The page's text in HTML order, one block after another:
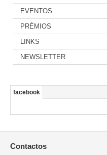
EVENTOS
PRÉMIOS
LINKS
NEWSLETTER
facebook
Contactos